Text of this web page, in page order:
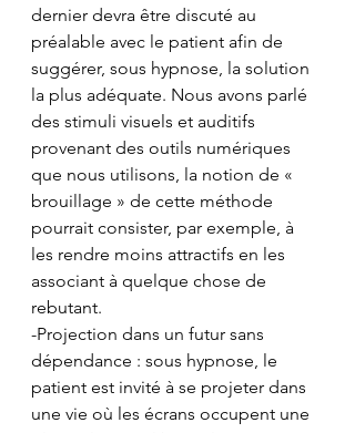
dernier devra être discuté au
préalable avec le patient afin de
suggérer, sous hypnose, la solution
la plus adéquate. Nous avons parlé
des stimuli visuels et auditifs
provenant des outils numériques
que nous utilisons, la notion de «
brouillage » de cette méthode
pourrait consister, par exemple, à
les rendre moins attractifs en les
associant à quelque chose de
rebutant.
-Projection dans un futur sans
dépendance : sous hypnose, le
patient est invité à se projeter dans
une vie où les écrans occupent une